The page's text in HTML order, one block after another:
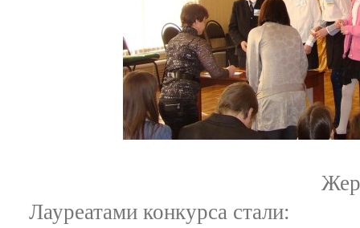
Жеребьёвка -
Лауреатами конкурса стали: